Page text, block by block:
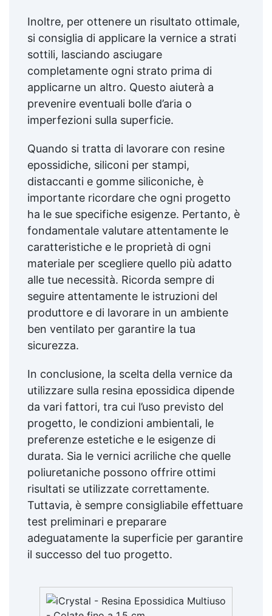
Inoltre, per ottenere un risultato ottimale,
si consiglia di applicare la vernice a strati
sottili, lasciando asciugare
completamente ogni strato prima di
applicarne un altro. Questo aiuterà a
prevenire eventuali bolle d’aria o
imperfezioni sulla superficie.
Quando si tratta di lavorare con resine
epossidiche, siliconi per stampi,
distaccanti e gomme siliconiche, è
importante ricordare che ogni progetto
ha le sue specifiche esigenze. Pertanto, è
fondamentale valutare attentamente le
caratteristiche e le proprietà di ogni
materiale per scegliere quello più adatto
alle tue necessità. Ricorda sempre di
seguire attentamente le istruzioni del
produttore e di lavorare in un ambiente
ben ventilato per garantire la tua
sicurezza.
In conclusione, la scelta della vernice da
utilizzare sulla resina epossidica dipende
da vari fattori, tra cui l’uso previsto del
progetto, le condizioni ambientali, le
preferenze estetiche e le esigenze di
durata. Sia le vernici acriliche che quelle
poliuretaniche possono offrire ottimi
risultati se utilizzate correttamente.
Tuttavia, è sempre consigliabile effettuare
test preliminari e preparare
adeguatamente la superficie per garantire
il successo del tuo progetto.